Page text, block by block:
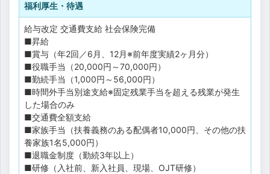
福利厚生・待遇
給与改定 交通費支給 社会保険完備
■昇給
■賞与（年2回／6月、12月※前年度実績2ヶ月分）
■役職手当（20,000円～70,000円）
■勤続手当（1,000円～56,000円）
■時間外手当別途支給※固定残業手当を超える残業が発生
した場合のみ
■交通費全額支給
■家族手当（扶養義務のある配偶者10,000円、その他の扶
養家族1名5,000円）
■退職金制度（勤続3年以上）
■研修（入社前、新入社員、現場、OJT研修）